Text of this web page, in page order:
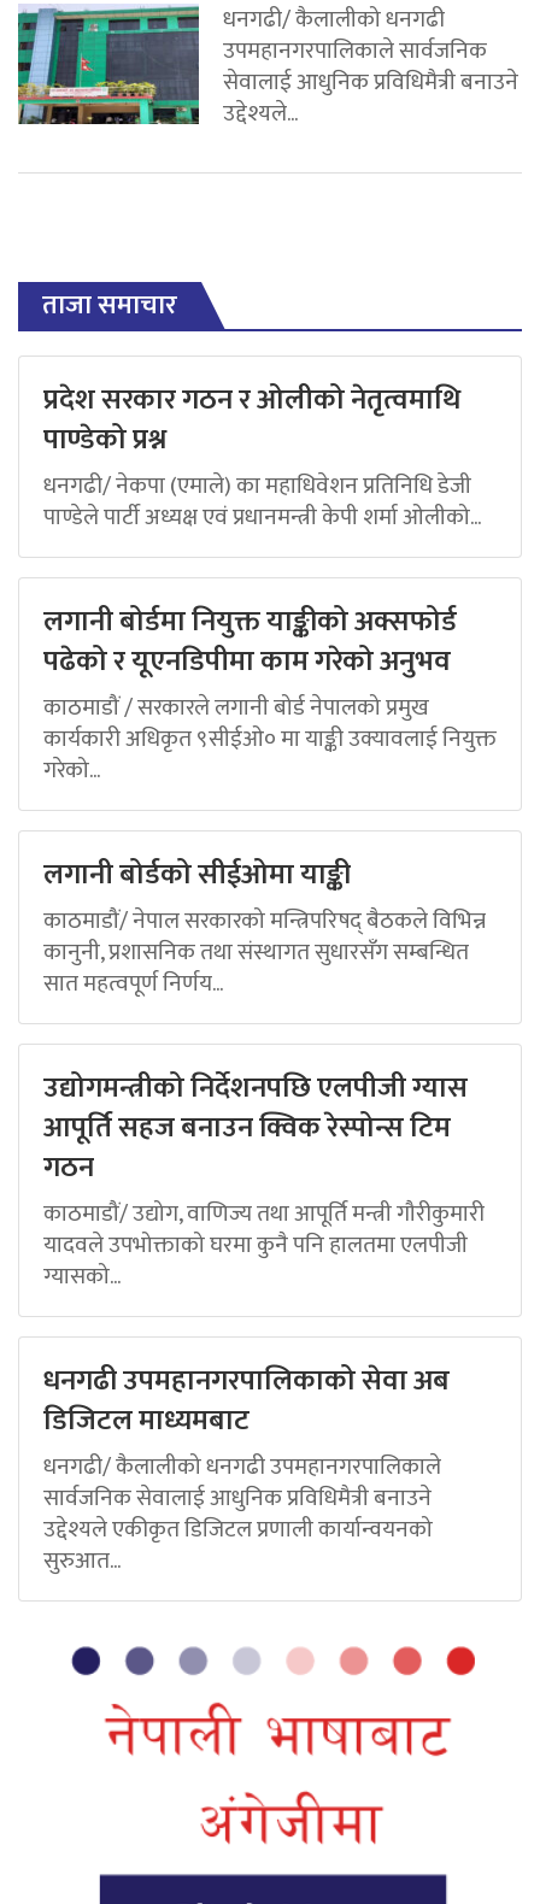
धनगढी/ कैलालीको धनगढी
उपमहानगरपालिकाले सार्वजनिक
सेवालाई आधुनिक प्रविधिमैत्री बनाउने
उद्देश्यले...
ताजा समाचार
प्रदेश सरकार गठन र ओलीको नेतृत्वमाथि
पाण्डेको प्रश्न
धनगढी/ नेकपा (एमाले) का महाधिवेशन प्रतिनिधि डेजी
पाण्डेले पार्टी अध्यक्ष एवं प्रधानमन्त्री केपी शर्मा ओलीको...
लगानी बोर्डमा नियुक्त याङ्कीको अक्सफोर्ड
पढेको र यूएनडिपीमा काम गरेको अनुभव
काठमाडौं / सरकारले लगानी बोर्ड नेपालको प्रमुख
कार्यकारी अधिकृत ९सीईओ० मा याङ्की उक्यावलाई नियुक्त
गरेको...
लगानी बोर्डको सीईओमा याङ्की
काठमाडौं/ नेपाल सरकारको मन्त्रिपरिषद् बैठकले विभिन्न
कानुनी, प्रशासनिक तथा संस्थागत सुधारसँग सम्बन्धित
सात महत्वपूर्ण निर्णय...
उद्योगमन्त्रीको निर्देशनपछि एलपीजी ग्यास
आपूर्ति सहज बनाउन क्विक रेस्पोन्स टिम
गठन
काठमाडौं/ उद्योग, वाणिज्य तथा आपूर्ति मन्त्री गौरीकुमारी
यादवले उपभोक्ताको घरमा कुनै पनि हालतमा एलपीजी
ग्यासको...
धनगढी उपमहानगरपालिकाको सेवा अब
डिजिटल माध्यमबाट
धनगढी/ कैलालीको धनगढी उपमहानगरपालिकाले
सार्वजनिक सेवालाई आधुनिक प्रविधिमैत्री बनाउने
उद्देश्यले एकीकृत डिजिटल प्रणाली कार्यान्वयनको
सुरुआत...